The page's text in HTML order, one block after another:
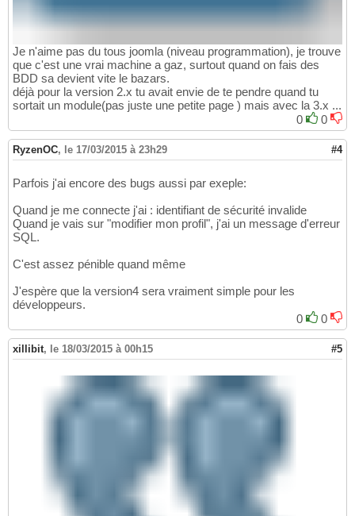
Je n'aime pas du tous joomla (niveau programmation), je trouve
que c'est une vrai machine a gaz, surtout quand on fais des
BDD sa devient vite le bazars.
déjà pour la version 2.x tu avait envie de te pendre quand tu
sortait un module(pas juste une petite page ) mais avec la 3.x ...
0
0
RyzenOC, le 17/03/2015 à 23h29 #4
Parfois j'ai encore des bugs aussi par exeple:
Quand je me connecte j'ai : identifiant de sécurité invalide
Quand je vais sur "modifier mon profil", j'ai un message d'erreur
SQL.
C'est assez pénible quand même
J'espère que la version4 sera vraiment simple pour les
développeurs.
0
0
xillibit, le 18/03/2015 à 00h15 #5